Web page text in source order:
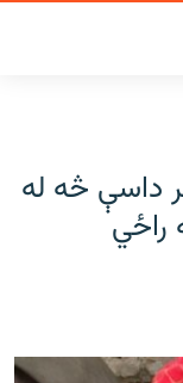
داسې څه له
راځي